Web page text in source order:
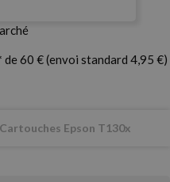
de 60 € (envoi standard 4,95 €)
Cartouches Epson T130x